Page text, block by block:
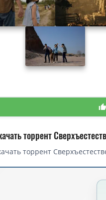
торрент
торрент
торрент —
— Сверхъестественное.